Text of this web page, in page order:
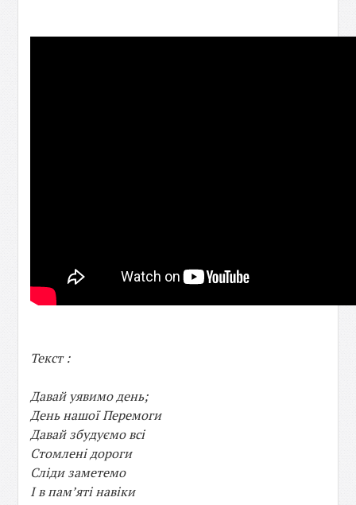
Текст :
Давай уявимо день;
День нашої Перемоги
Давай збудуємо всі
Стомлені дороги
Сліди заметемо
І в пам’яті навіки